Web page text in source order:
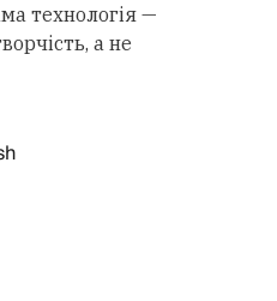
технологія —
а не